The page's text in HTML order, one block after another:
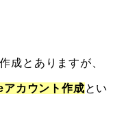
成とありますが、
カウント作成とい